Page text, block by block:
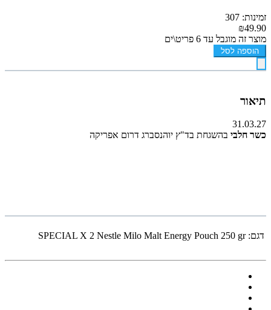
זמינות: 307
₪49.90
מוצר זה מוגבל עד 6 פריט\ים
הוספה לסל
תיאור
31.03.27
כשר חלבי בהשגחת בד"ץ יוהנסברג דרום אפריקה
דגם: SPECIAL X 2 Nestle Milo Malt Energy Pouch 250 gr